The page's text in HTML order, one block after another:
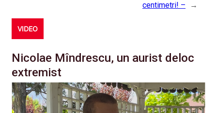
centimetri! –
→
VIDEO
Nicolae Mîndrescu, un aurist deloc
extremist